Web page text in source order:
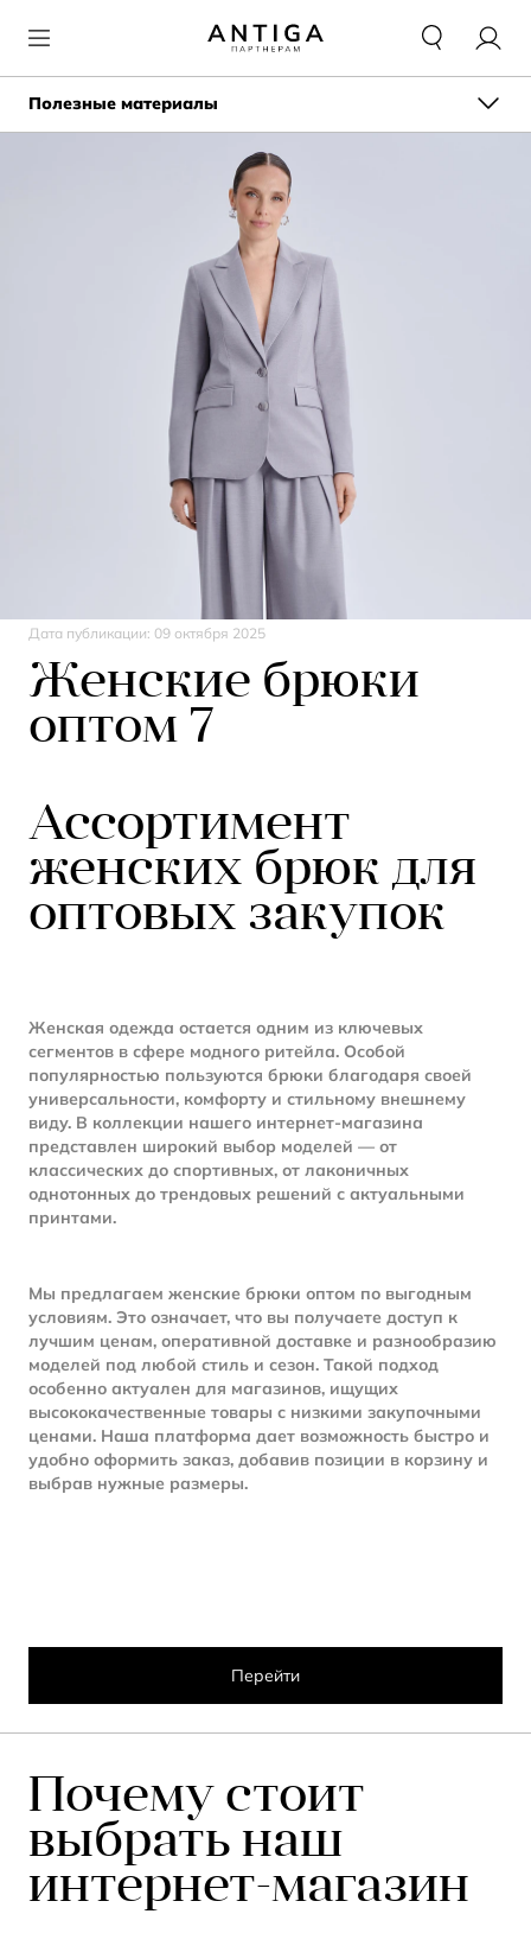
Полезные материалы
Дата публикации: 09 октября 2025
Женские брюки
оптом 7
Ассортимент
женских брюк для
оптовых закупок
Женская одежда остается одним из ключевых
сегментов в сфере модного ритейла. Особой
популярностью пользуются брюки благодаря своей
универсальности, комфорту и стильному внешнему
виду. В коллекции нашего интернет-магазина
представлен широкий выбор моделей — от
классических до спортивных, от лаконичных
однотонных до трендовых решений с актуальными
принтами.
Мы предлагаем женские брюки оптом по выгодным
условиям. Это означает, что вы получаете доступ к
лучшим ценам, оперативной доставке и разнообразию
моделей под любой стиль и сезон. Такой подход
особенно актуален для магазинов, ищущих
высококачественные товары с низкими закупочными
ценами. Наша платформа дает возможность быстро и
удобно оформить заказ, добавив позиции в корзину и
выбрав нужные размеры.
Перейти
Почему стоит
выбрать наш
интернет-магазин